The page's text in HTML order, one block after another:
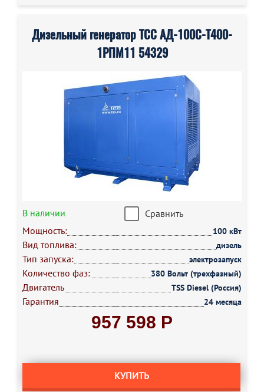
Дизельный генератор ТСС АД-100С-Т400-
1РПМ11 54329
В наличии
Сравнить
Мощность:
100 кВт
Вид топлива: дизель
Тип запуска: электрозапуск
Количество фаз: 380 Вольт (трехфазный)
Двигатель TSS Diesel (Россия)
Гарантия 24 месяца
957 598 Р
КУПИТЬ